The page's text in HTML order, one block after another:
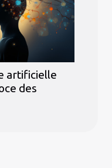
artificielle
des